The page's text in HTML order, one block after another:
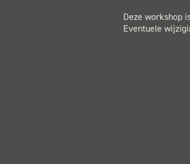
Deze workshop
Eventuele